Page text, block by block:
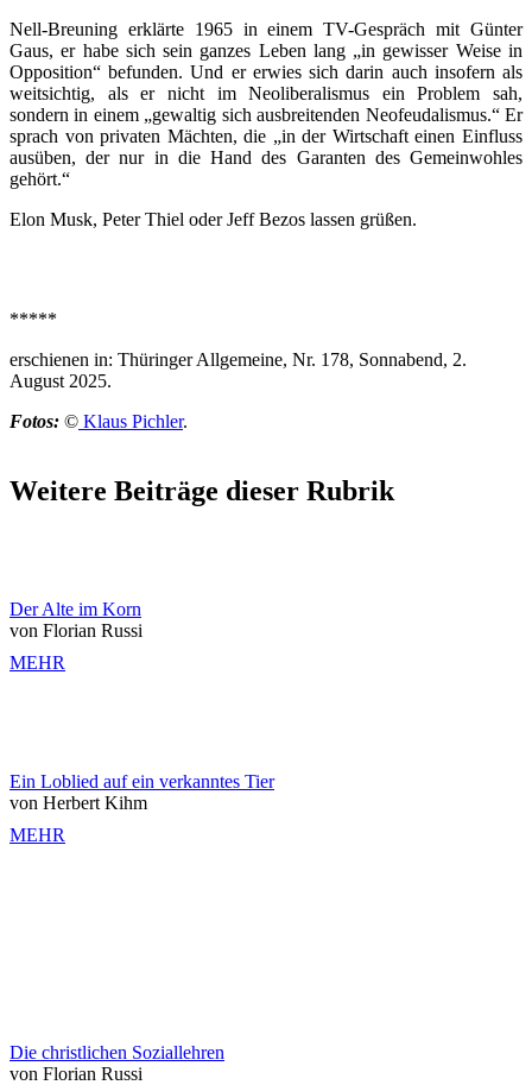
Nell-Breuning erklärte 1965 in einem TV-Gespräch mit Günter
Gaus, er habe sich sein ganzes Leben lang „in gewisser Weise in
Opposition“ befunden. Und er erwies sich darin auch insofern als
weitsichtig, als er nicht im Neoliberalismus ein Problem sah,
sondern in einem „gewaltig sich ausbreitenden Neofeudalismus.“ Er
sprach von privaten Mächten, die „in der Wirtschaft einen Einfluss
ausüben, der nur in die Hand des Garanten des Gemeinwohles
gehört.“
Elon Musk, Peter Thiel oder Jeff Bezos lassen grüßen.
*****
erschienen in: Thüringer Allgemeine, Nr. 178, Sonnabend, 2.
August 2025.
Fotos: © Klaus Pichler.
Weitere Beiträge dieser Rubrik
Der Alte im Korn
von Florian Russi
MEHR
Ein Loblied auf ein verkanntes Tier
von Herbert Kihm
MEHR
Die christlichen Soziallehren
von Florian Russi